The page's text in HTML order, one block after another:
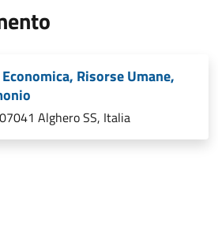
Risorse Umane,
Alghero SS, Italia